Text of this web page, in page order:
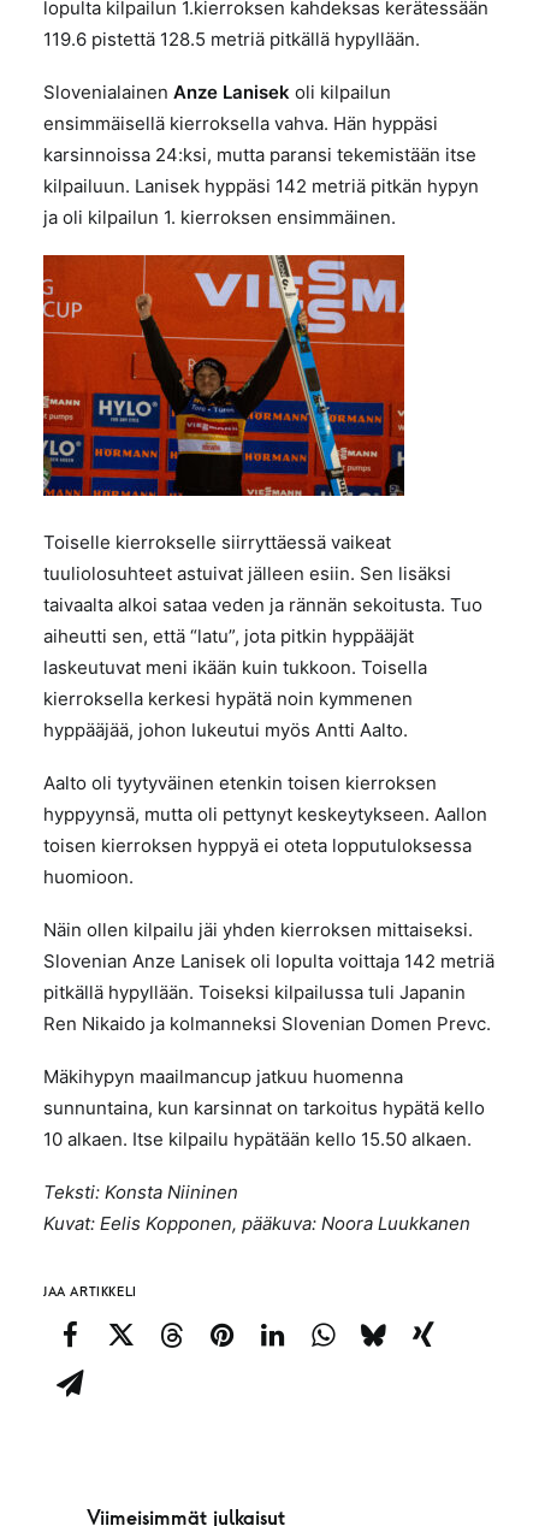
lopulta kilpailun 1.kierroksen kahdeksas kerätessään
119.6 pistettä 128.5 metriä pitkällä hypyllään.
Slovenialainen Anze Lanisek oli kilpailun
ensimmäisellä kierroksella vahva. Hän hyppäsi
karsinnoissa 24:ksi, mutta paransi tekemistään itse
kilpailuun. Lanisek hyppäsi 142 metriä pitkän hypyn
ja oli kilpailun 1. kierroksen ensimmäinen.
Toiselle kierrokselle siirryttäessä vaikeat
tuuliolosuhteet astuivat jälleen esiin. Sen lisäksi
taivaalta alkoi sataa veden ja rännän sekoitusta. Tuo
aiheutti sen, että “latu”, jota pitkin hyppääjät
laskeutuvat meni ikään kuin tukkoon. Toisella
kierroksella kerkesi hypätä noin kymmenen
hyppääjää, johon lukeutui myös Antti Aalto.
Aalto oli tyytyväinen etenkin toisen kierroksen
hyppyynsä, mutta oli pettynyt keskeytykseen. Aallon
toisen kierroksen hyppyä ei oteta lopputuloksessa
huomioon.
Näin ollen kilpailu jäi yhden kierroksen mittaiseksi.
Slovenian Anze Lanisek oli lopulta voittaja 142 metriä
pitkällä hypyllään. Toiseksi kilpailussa tuli Japanin
Ren Nikaido ja kolmanneksi Slovenian Domen Prevc.
Mäkihypyn maailmancup jatkuu huomenna
sunnuntaina, kun karsinnat on tarkoitus hypätä kello
10 alkaen. Itse kilpailu hypätään kello 15.50 alkaen.
Teksti: Konsta Niininen
Kuvat: Eelis Kopponen, pääkuva: Noora Luukkanen
JAA ARTIKKELI
Viimeisimmät julkaisut